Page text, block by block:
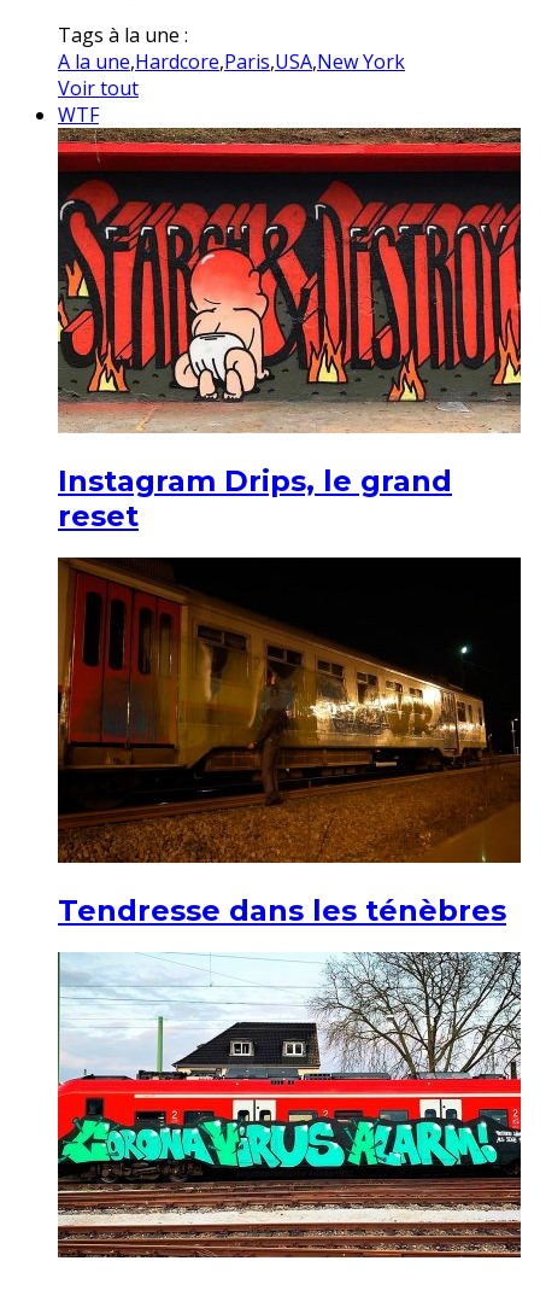
Tags à la une :
A la une,Hardcore,Paris,USA,New York
Voir tout
WTF
Instagram Drips, le grand
reset
Tendresse dans les ténèbres